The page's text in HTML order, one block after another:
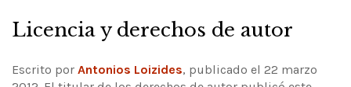
Licencia y derechos de autor
Escrito por Antonios Loizides, publicado el 22 marzo